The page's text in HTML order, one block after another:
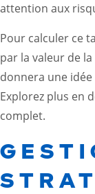
attention aux
Pour calculer ce
par la valeur de
donnera une
Explorez plus en
complet.